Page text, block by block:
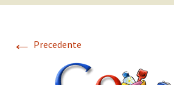
← Precedente